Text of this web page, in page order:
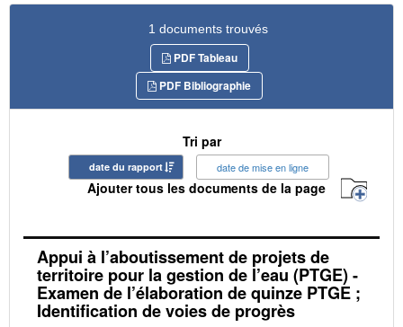
1 documents trouvés
PDF Tableau
PDF Bibliographie
Tri par
date du rapport date de mise en ligne
Ajouter tous les documents de la page
Appui à l’aboutissement de projets de
territoire pour la gestion de l’eau (PTGE) -
Examen de l’élaboration de quinze PTGE ;
Identification de voies de progrès